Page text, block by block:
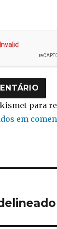
para
em